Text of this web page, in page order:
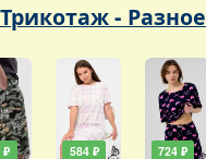
Трикотаж - Разное
₽ 584 ₽ 724 ₽